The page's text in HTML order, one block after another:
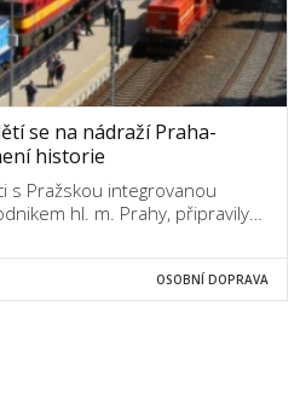
se na nádraží Praha-
historie
s Pražskou integrovanou
hl. m. Prahy, připravily…
OSOBNÍ DOPRAVA